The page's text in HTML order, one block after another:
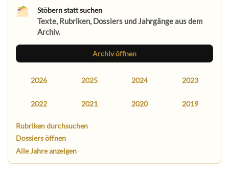
Stöbern statt suchen
Texte, Rubriken, Dossiers und Jahrgänge aus dem
Archiv.
Archiv öffnen
2026 2025 2024 2023
2022 2021 2020 2019
Rubriken durchsuchen
Dossiers öffnen
Alle Jahre anzeigen